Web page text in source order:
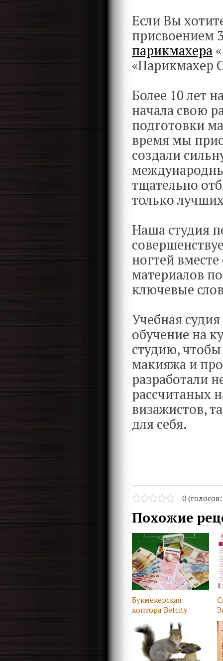
Если Вы
присвоением
парикмахера
«Парикмахер
Более 10 лет
начала свою
подготовки
время мы
создали
тщательно
только
Наша студия
ногтей
материалов
ключевые
Учебная
обучение на
студию,
макияжа и
разработали
рассчитаных
визажистов,
для себя.
0
Похожие
Букмекерская
контора Betcity